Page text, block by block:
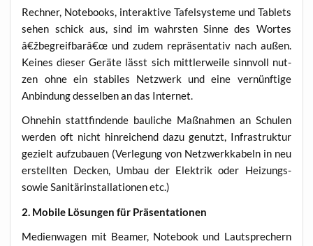
Rech­ner, Note­books, inter­ak­ti­ve Tafel­sys­te­me und Tablets
sehen schick aus, sind im wahrs­ten Sin­ne des Wor­tes
â€žbegreifbarâ€œ und zudem reprä­sen­ta­tiv nach außen.
Kei­nes die­ser Gerä­te lässt sich mitt­ler­wei­le sinn­voll nut­
zen ohne ein sta­bi­les Netz­werk und eine ver­nünf­ti­ge
Anbin­dung des­sel­ben an das Internet.
Ohne­hin statt­fin­den­de bau­li­che Maß­nah­men an Schu­len
wer­den oft nicht hin­rei­chend dazu genutzt, Infra­struk­tur
gezielt auf­zu­bau­en (Ver­le­gung von Netz­werk­ka­beln in neu
erstell­ten Decken, Umbau der Elek­trik oder Hei­zungs-
sowie Sani­tär­in­stal­la­tio­nen etc.)
2. Mobi­le Lösun­gen für Präsentationen
Medi­en­wa­gen mit Bea­mer, Note­book und Laut­spre­chern